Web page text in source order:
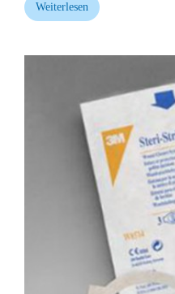
Weiterlesen